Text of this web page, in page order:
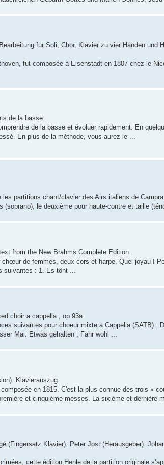
für Soli, Chor, Klavier zu vier Händen und
fut composée à Eisenstadt en 1807 chez le
de la basse.
de la basse et évoluer rapidement. En
En plus de la méthode, vous aurez le ...
les partitions chant/clavier des Airs italiens de
le deuxième pour haute-contre et taille
from the New Brahms Complete Edition.
de femmes, deux cors et harpe. Quel joyau !
suivantes : 1. Es tönt ...
choir a cappella , op.93a.
suivantes pour choeur mixte a Cappella (SATB) :
Mai. Etwas gehalten ; Fahr wohl ...
Klavierauszug.
en 1815. C'est la plus connue des trois «
et cinquième messes. La sixième et dernière
(Fingersatz Klavier). Peter Jost (Herausgeber).
cette édition Henle de la partition originale